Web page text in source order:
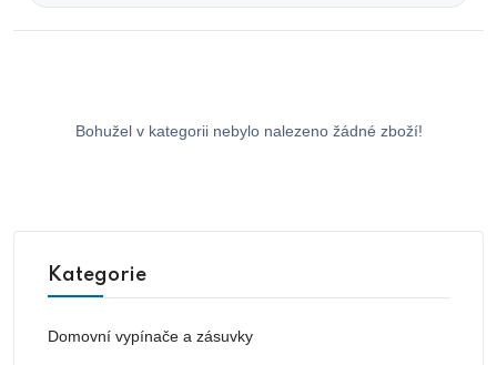
Bohužel v kategorii nebylo nalezeno žádné zboží!
Kategorie
Domovní vypínače a zásuvky